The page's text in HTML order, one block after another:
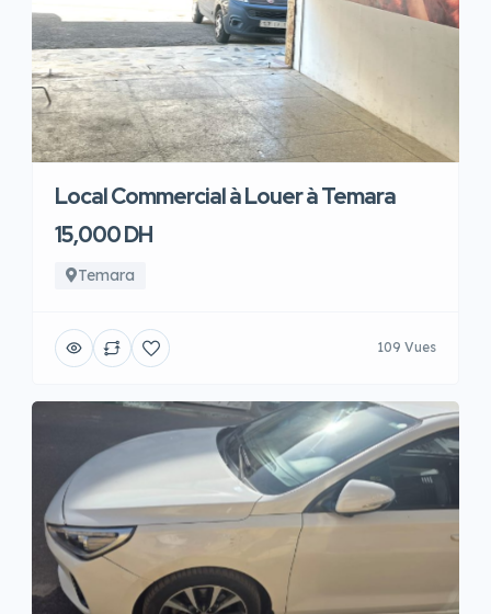
Local Commercial à Louer à Temara
15,000 DH
Temara
109 Vues